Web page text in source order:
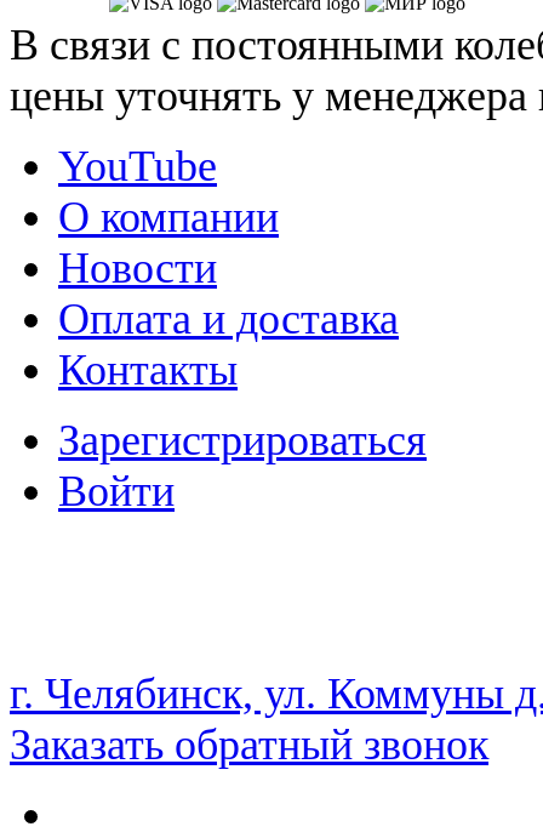
В связи с постоянными
цены уточнять у
YouTube
О компании
Новости
Оплата и доставка
Контакты
Зарегистрироваться
Войти
НАМ ДОВЕРЯЮТ С 2003 ГОДА
г. Челябинск, ул. Коммуны
Заказать обратный звонок